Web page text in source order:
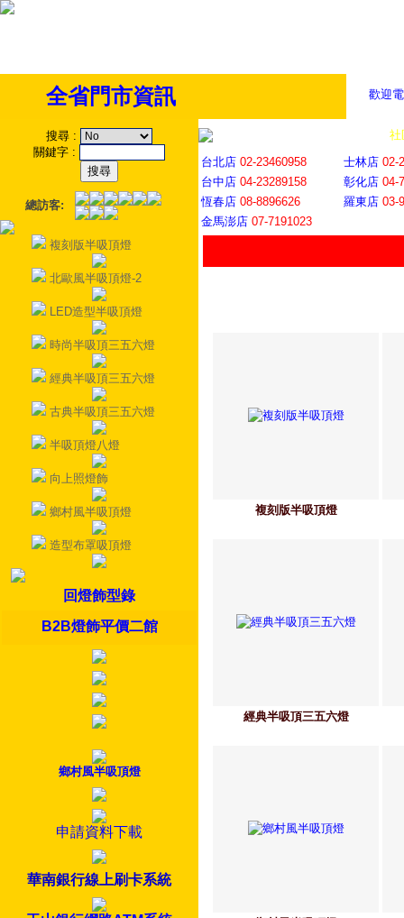
歡迎
全省門市資訊
搜尋 :
關鍵字 :
總訪客:
複刻版半吸頂燈
北歐風半吸頂燈-2
LED造型半吸頂燈
時尚半吸頂三五六燈
經典半吸頂三五六燈
古典半吸頂三五六燈
半吸頂燈八燈
向上照燈飾
鄉村風半吸頂燈
造型布罩吸頂燈
回燈飾型錄
B2B燈飾平價二館
鄉村風半吸頂燈
申請資料下載
華南銀行線上刷卡系統
社
台北店 02-23460958 士林店 02-
台中店 04-23289158 彰化店 04-
恆春店 08-8896626 羅東店 03-
金馬澎店 07-7191023
複刻版半吸頂燈
經典半吸頂三五六燈